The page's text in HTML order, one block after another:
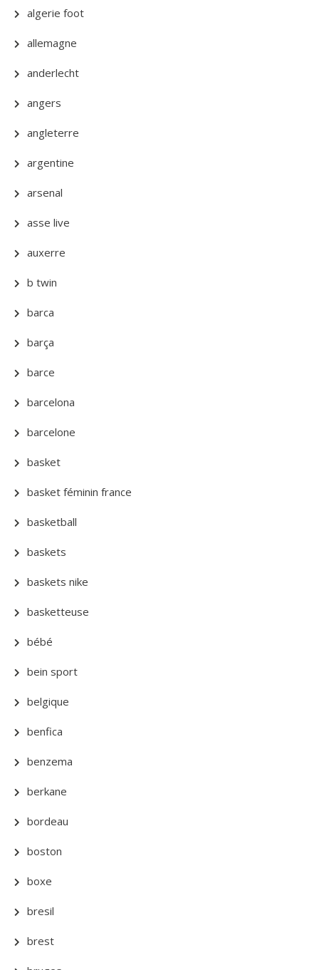
algerie foot
allemagne
anderlecht
angers
angleterre
argentine
arsenal
asse live
auxerre
b twin
barca
barça
barce
barcelona
barcelone
basket
basket féminin france
basketball
baskets
baskets nike
basketteuse
bébé
bein sport
belgique
benfica
benzema
berkane
bordeau
boston
boxe
bresil
brest